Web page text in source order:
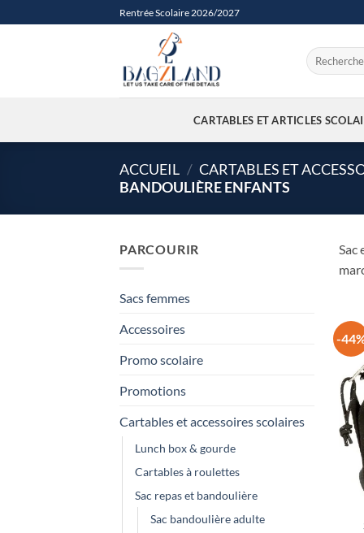
au
Rentrée Scolaire 2026/2027
Recherche
pour :
CARTABLES ET ARTICLES
ACCUEIL / CARTABLES ET
BANDOULIÈRE ENFANTS
PARCOURIR
Sacs femmes
Accessoires
Promo scolaire
Promotions
Cartables et accessoires scolaires
Lunch box & gourde
Cartables à roulettes
Sac repas et bandoulière
Sac bandoulière adulte
Sac
-